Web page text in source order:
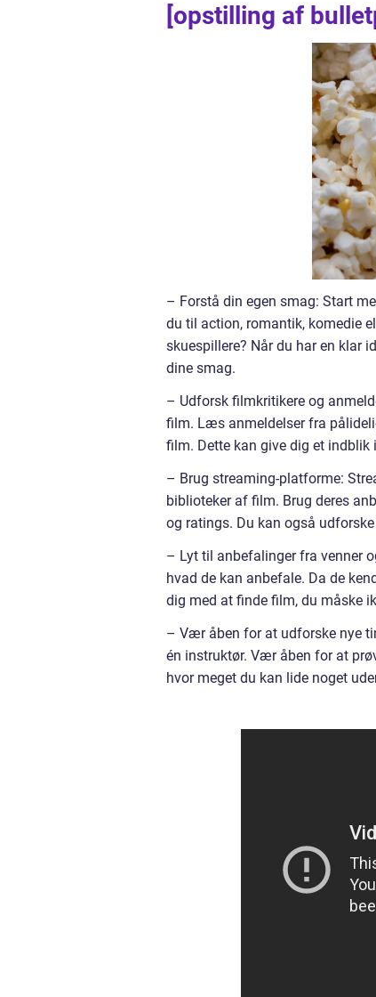
[opstilling af
– Forstå din egen smag: Start
du til action, romantik, komedie
skuespillere? Når du har en klar
dine smag.
– Udforsk filmkritikere og
film. Læs anmeldelser fra
film. Dette kan give dig et
– Brug streaming-platforme:
biblioteker af film. Brug deres
og ratings. Du kan også
– Lyt til anbefalinger fra venner
hvad de kan anbefale. Da de
dig med at finde film, du måske
– Vær åben for at udforske nye
én instruktør. Vær åben for at
hvor meget du kan lide noget